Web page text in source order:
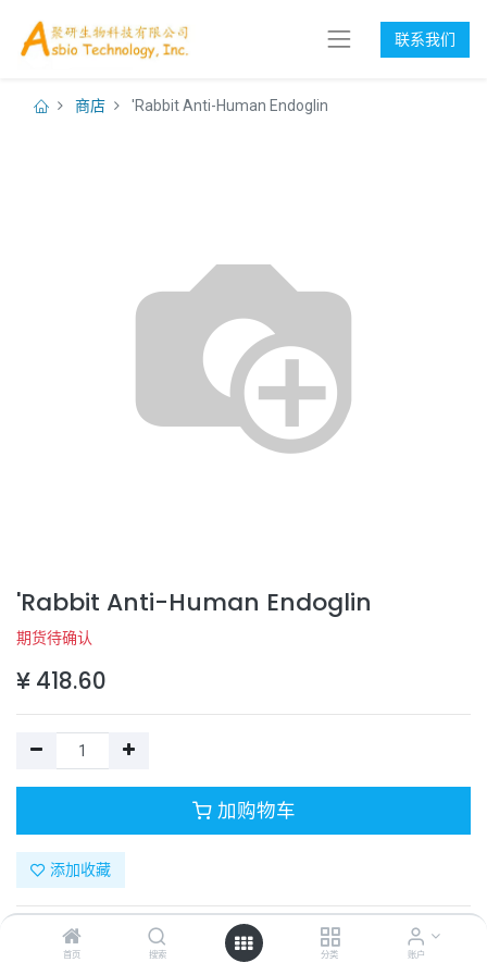
首页 搜索 分类 账户
联系我们
商店 'Rabbit Anti-Human Endoglin
'Rabbit Anti-Human Endoglin
期货待确认
¥ 418.60
加购物车
添加收藏
目录号：130-10018-20
计量单位：